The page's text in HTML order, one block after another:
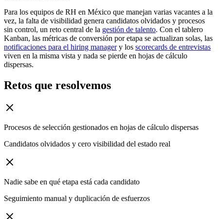
Para los equipos de RH en México que manejan varias vacantes a la
vez, la falta de visibilidad genera candidatos olvidados y procesos
sin control, un reto central de la gestión de talento. Con el tablero
Kanban, las métricas de conversión por etapa se actualizan solas, las
notificaciones para el hiring managery los scorecards de entrevistas
viven en la misma vista y nada se pierde en hojas de cálculo
dispersas.
Retos que resolvemos
Procesos de selección gestionados en hojas de cálculo dispersas
Candidatos olvidados y cero visibilidad del estado real
Nadie sabe en qué etapa está cada candidato
Seguimiento manual y duplicación de esfuerzos